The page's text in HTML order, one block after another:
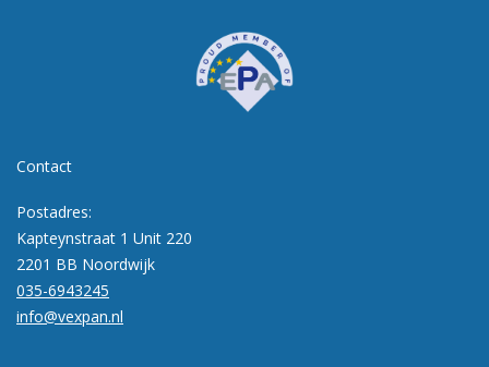
Contact
Postadres:
Kapteynstraat 1 Unit 220
2201 BB Noordwijk
035-6943245
info@vexpan.nl